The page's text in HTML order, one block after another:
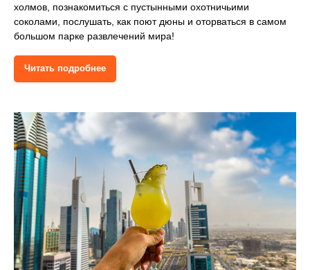
холмов, познакомиться с пустынными охотничьими
соколами, послушать, как поют дюны и оторваться в самом
большом парке развлечений мира!
Читать подробнее